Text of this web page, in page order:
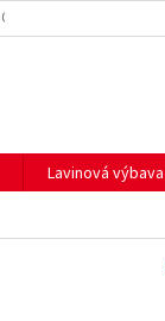
Lavinová výbava